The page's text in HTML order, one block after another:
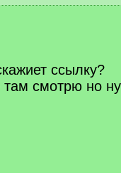
ссылку?
смотрю но